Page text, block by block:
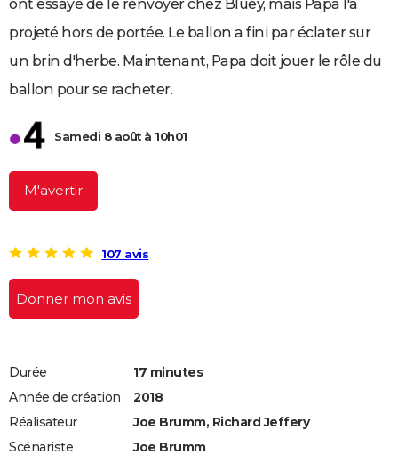
GUIDES D'ACHAT
BONS PLANS
CARTE DE VOEUX
Dictionnaire
Biographies
Citations
Expressions
Proverbes
ont essayé de le renvoyer chez Bluey, mais Papa l'a
projeté hors de portée. Le ballon a fini par éclater sur
un brin d'herbe. Maintenant, Papa doit jouer le rôle du
ballon pour se racheter.
Samedi 8 août à 10h01
M'avertir
107 avis
Donner mon avis
Durée
17 minutes
Année de création
2018
Réalisateur
Joe Brumm, Richard Jeffery
Scénariste
Joe Brumm